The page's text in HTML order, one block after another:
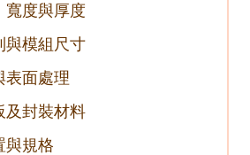
寬度與厚度
與模組尺寸
表面處理
及封裝材料
與規格